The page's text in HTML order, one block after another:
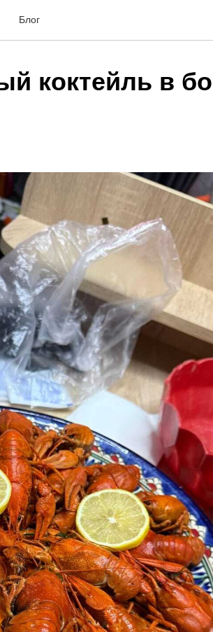
Блог
коктейль в